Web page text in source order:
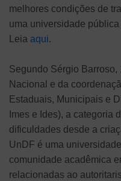
melhores condições de
uma universidade
Leia aqui.
Segundo Sérgio Barroso,
Nacional e da
Estaduais, Municipais e
Imes e Ides), a categoria
dificuldades desde a
UnDF é uma
comunidade acadêmica
relacionadas ao